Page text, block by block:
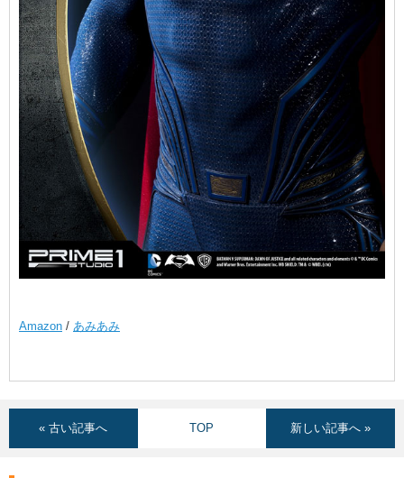
Amazon / あみあみ
« 古い記事へ TOP 新しい記事へ »